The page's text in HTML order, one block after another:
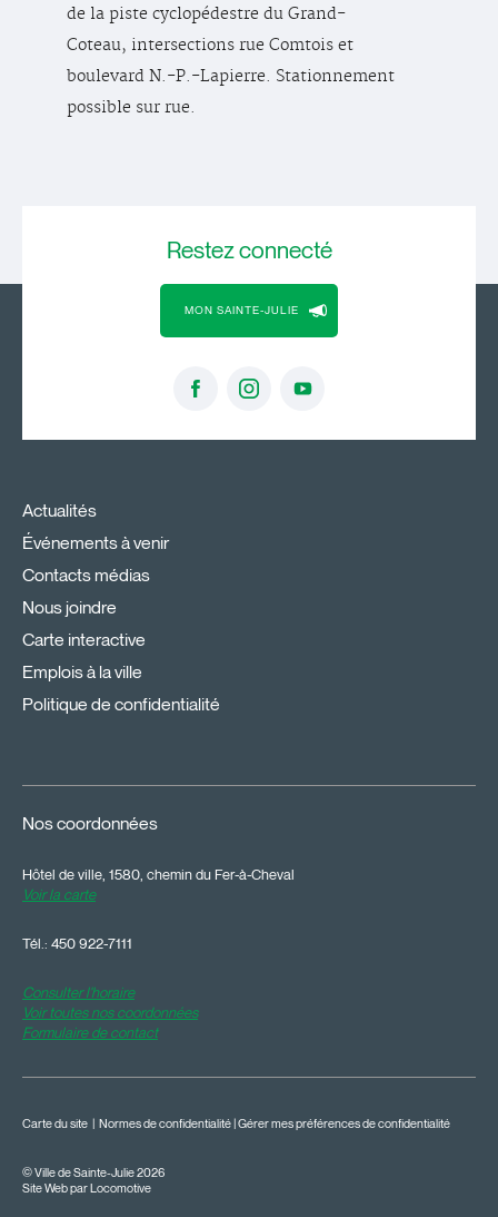
de la piste cyclopédestre du Grand-
Coteau, intersections rue Comtois et
boulevard N.-P.-Lapierre. Stationnement
possible sur rue.
Restezconnecté
MON SAINTE-JULIE
Actualités
Événements à venir
Contacts médias
Nous joindre
Carte interactive
Emplois à la ville
Politique de confidentialité
Nos coordonnées
Hôtel de ville, 1580, chemin du Fer-à-Cheval
Voir la carte
Tél.: 450 922-7111
Consulter l'horaire
Voir toutes nos coordonnées
Formulaire de contact
© Ville de Sainte-Julie 2026
Carte du site Normes de confidentialité Gérer mes préférences de confidentialité
Site Web par Locomotive